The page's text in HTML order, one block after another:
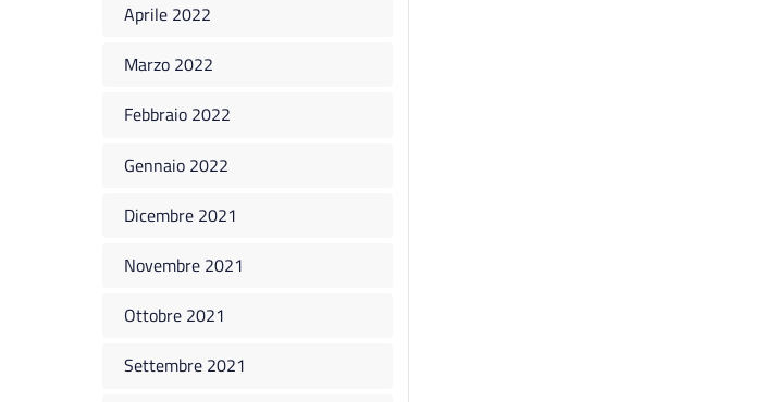
Aprile 2022
Marzo 2022
Febbraio 2022
Gennaio 2022
Dicembre 2021
Novembre 2021
Ottobre 2021
Settembre 2021